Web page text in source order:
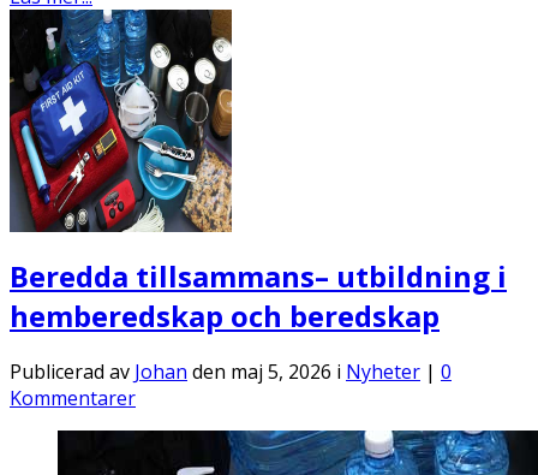
Beredda tillsammans– utbildning i
hemberedskap och beredskap
Publicerad av Johan den maj 5, 2026 i Nyheter | 0
Kommentarer